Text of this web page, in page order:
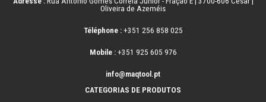
Oliveira de Azeméis
Téléphone :+351 256 858 025
Mobile :+351 925 605 976
info@maqtool.pt
CATEGORIAS DE PRODUTOS